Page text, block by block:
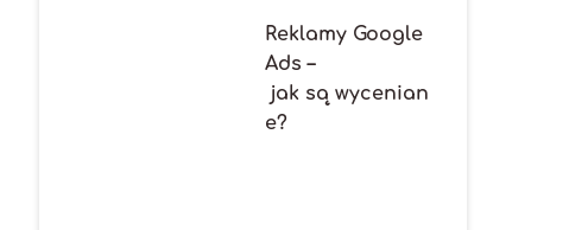
Reklamy Google
Ads –
jak są wycenian
e?